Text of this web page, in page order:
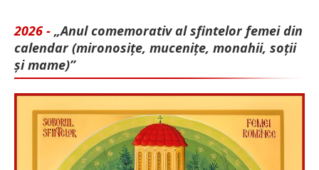
2026 - „Anul comemorativ al sfintelor femei din
calendar (mironosițe, mu­cenițe, monahii, soții
și mame)”